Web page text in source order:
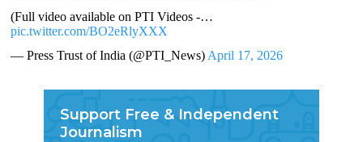
(Full video available on PTI Videos -…
pic.twitter.com/BO2eRlyXXX
— Press Trust of India (@PTI_News) April 17, 2026
Support Free & Independent
Journalism